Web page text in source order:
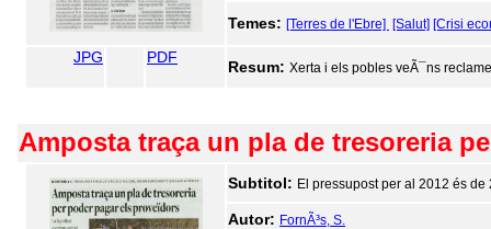
Temes: [Terres de l'Ebre] [Salut] [Crisi
JPG PDF
Resum: Xerta i els pobles veÃ¯ns
Amposta traça un pla de tresoreria
Subtitol: El pressupost per al 2012 és
Autor: FornÃ³s, S.